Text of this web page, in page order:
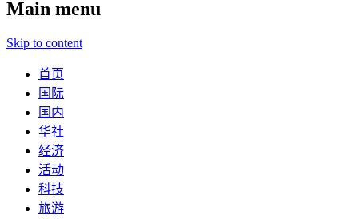
Main menu
Skip to content
首页
国际
国内
华社
经济
活动
科技
旅游